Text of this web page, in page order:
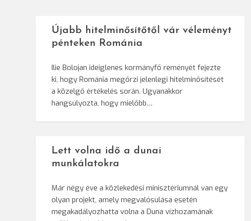
Újabb hitelminősítőtől vár véleményt
pénteken Románia
Ilie Bolojan ideiglenes kormányfő reményét fejezte
ki, hogy Románia megőrzi jelenlegi hitelminősítését
a közelgő értékelés során. Ugyanakkor
hangsúlyozta, hogy mielőbb…
Lett volna idő a dunai
munkálatokra
Már négy éve a közlekedési minisztériumnál van egy
olyan projekt, amely megvalósulása esetén
megakadályozhatta volna a Duna vízhozamának